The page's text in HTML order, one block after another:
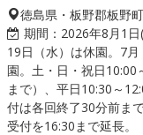
徳島県・板野郡板野町
期間： 2026年8月1
19日（水）は休園。7
園。土・日・祝日10:00
まで）、平日10:30～
付は各回終了30分前ま
受付を16:30まで延長。